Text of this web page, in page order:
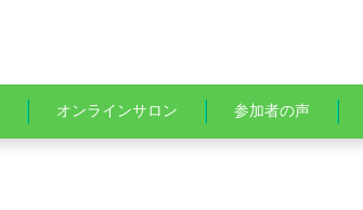
オンラインサロン 参加者の声